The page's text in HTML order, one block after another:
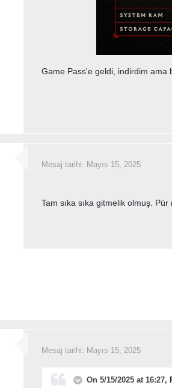
Game Pass'e geldi, indirdim
Mesaj tarihi: Mayıs 15, 2025
Tam sıka sıka gitmelik olmuş.
Mesaj tarihi: Mayıs 15, 2025
On 5/15/2025 at 16:27,